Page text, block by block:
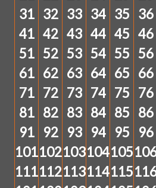
31 32 33 34 35 36
41 42 43 44 45 46
51 52 53 54 55 56
61 62 63 64 65 66
71 72 73 74 75 76
81 82 83 84 85 86
91
92 93 94 95 96
101102103104105
111112113114115